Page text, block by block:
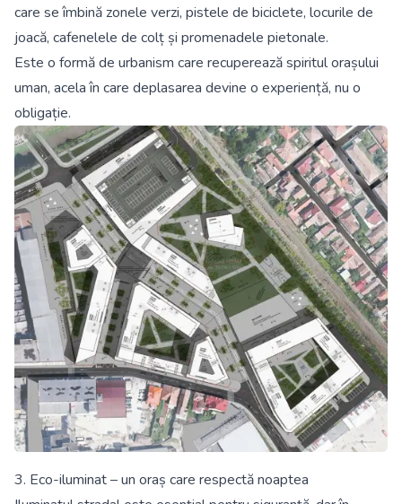
care se îmbină zonele verzi, pistele de biciclete, locurile de
joacă, cafenelele de colț și promenadele pietonale.
Este o formă de urbanism care recuperează spiritul orașului
uman, acela în care deplasarea devine o experiență, nu o
obligație.
3. Eco-iluminat – un oraș care respectă noaptea